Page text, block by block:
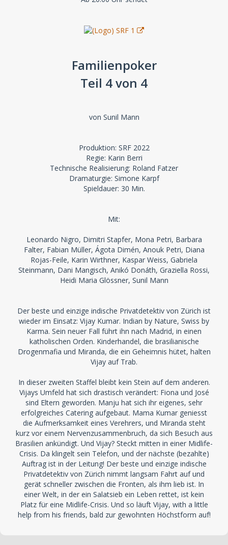
Familienpoker
Teil 4 von 4
von Sunil Mann
Produktion: SRF 2022
Regie: Karin Berri
Technische Realisierung: Roland Fatzer
Dramaturgie: Simone Karpf
Spieldauer: 30 Min.
Mit:
Leonardo Nigro, Dimitri Stapfer, Mona Petri, Barbara
Falter, Fabian Müller, Ágota Dimén, Anouk Petri, Diana
Rojas-Feile, Karin Wirthner, Kaspar Weiss, Gabriela
Steinmann, Dani Mangisch, Anikó Donáth, Graziella Rossi,
Heidi Maria Glössner, Sunil Mann
Der beste und einzige indische Privatdetektiv von Zürich ist
wieder im Einsatz: Vijay Kumar. Indian by Nature, Swiss by
Karma. Sein neuer Fall führt ihn nach Madrid, in einen
katholischen Orden. Kinderhandel, die brasilianische
Drogenmafia und Miranda, die ein Geheimnis hütet, halten
Vijay auf Trab.
In dieser zweiten Staffel bleibt kein Stein auf dem anderen.
Vijays Umfeld hat sich drastisch verändert: Fiona und José
sind Eltern geworden. Manju hat sich ihr eigenes, sehr
erfolgreiches Catering aufgebaut. Mama Kumar geniesst
die Aufmerksamkeit eines Verehrers, und Miranda steht
kurz vor einem Nervenzusammenbruch, da sich Besuch aus
Brasilien ankündigt. Und Vijay? Steckt mitten in einer Midlife-
Crisis. Da klingelt sein Telefon, und der nächste (bezahlte)
Auftrag ist in der Leitung! Der beste und einzige indische
Privatdetektiv von Zürich nimmt langsam Fahrt auf und
gerät schneller zwischen die Fronten, als ihm lieb ist. In
einer Welt, in der ein Salatsieb ein Leben rettet, ist kein
Platz für eine Midlife-Crisis. Und so läuft Vijay, with a little
help from his friends, bald zur gewohnten Höchstform auf!